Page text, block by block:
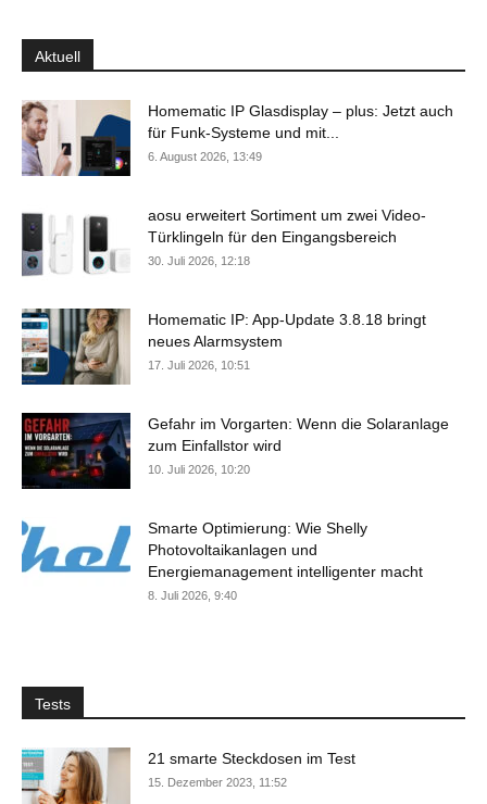
Aktuell
Homematic IP Glasdisplay – plus: Jetzt auch
für Funk-Systeme und mit...
6. August 2026, 13:49
aosu erweitert Sortiment um zwei Video-
Türklingeln für den Eingangsbereich
30. Juli 2026, 12:18
Homematic IP: App-Update 3.8.18 bringt
neues Alarmsystem
17. Juli 2026, 10:51
Gefahr im Vorgarten: Wenn die Solaranlage
zum Einfallstor wird
10. Juli 2026, 10:20
Smarte Optimierung: Wie Shelly
Photovoltaikanlagen und
Energiemanagement intelligenter macht
8. Juli 2026, 9:40
Tests
21 smarte Steckdosen im Test
15. Dezember 2023, 11:52